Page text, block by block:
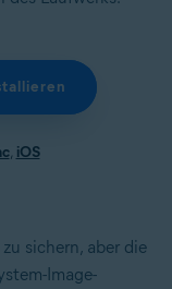
, iOS
sichern , aber die
Image-